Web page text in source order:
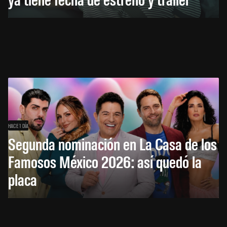
HACE 1 DÍA
Segunda nominación en La Casa de los
Famosos México 2026: así quedó la
placa